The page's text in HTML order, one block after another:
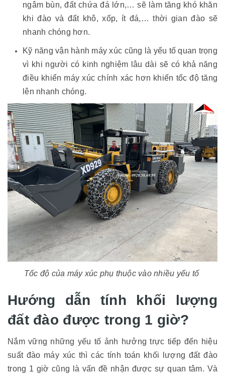
ngâm bùn, đất chứa đá lớn,… sẽ làm tăng khó khăn
khi đào và đất khô, xốp, ít đá,… thời gian đào sẽ
nhanh chóng hơn.
Kỹ năng vận hành máy xúc cũng là yếu tố quan trọng
vì khi người có kinh nghiệm lâu dài sẽ có khả năng
điều khiển máy xúc chính xác hơn khiến tốc độ tăng
lên nhanh chóng.
Tốc độ của máy xúc phụ thuộc vào nhiều yếu tố
Hướng dẫn tính khối lượng
đất đào được trong 1 giờ?
Nắm vững những yếu tố ảnh hưởng trực tiếp đến hiệu
suất đào máy xúc thì các tính toán khối lượng đất đào
trong 1 giờ cũng là vấn đề nhận được sự quan tâm. Và